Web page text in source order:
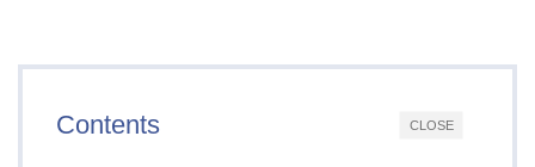
CLOSE
Contents